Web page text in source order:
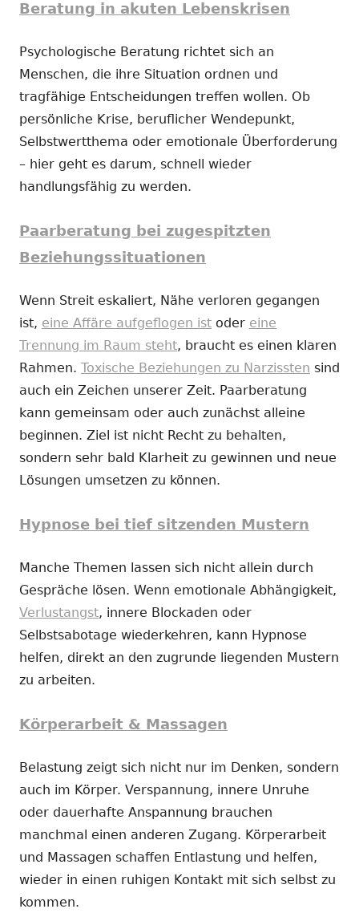
Beratung in akuten Lebenskrisen
Psychologische Beratung richtet sich an
Menschen, die ihre Situation ordnen und
tragfähige Entscheidungen treffen wollen. Ob
persönliche Krise, beruflicher Wendepunkt,
Selbstwertthema oder emotionale Überforderung
– hier geht es darum, schnell wieder
handlungsfähig zu werden.
Paarberatung bei zugespitzten
Beziehungssituationen
Wenn Streit eskaliert, Nähe verloren gegangen
ist, eine Affäre aufgeflogen ist oder eine
Trennung im Raum steht, braucht es einen klaren
Rahmen. Toxische Beziehungen zu Narzissten sind
auch ein Zeichen unserer Zeit. Paarberatung
kann gemeinsam oder auch zunächst alleine
beginnen. Ziel ist nicht Recht zu behalten,
sondern sehr bald Klarheit zu gewinnen und neue
Lösungen umsetzen zu können.
Hypnose bei tief sitzenden Mustern
Manche Themen lassen sich nicht allein durch
Gespräche lösen. Wenn emotionale Abhängigkeit,
Verlustangst, innere Blockaden oder
Selbstsabotage wiederkehren, kann Hypnose
helfen, direkt an den zugrunde liegenden Mustern
zu arbeiten.
Körperarbeit & Massagen
Belastung zeigt sich nicht nur im Denken, sondern
auch im Körper. Verspannung, innere Unruhe
oder dauerhafte Anspannung brauchen
manchmal einen anderen Zugang. Körperarbeit
und Massagen schaffen Entlastung und helfen,
wieder in einen ruhigen Kontakt mit sich selbst zu
kommen.